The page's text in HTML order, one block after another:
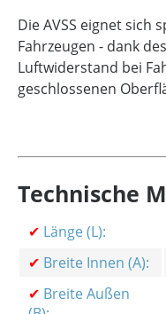
Die AVSS eignet sich
Fahrzeugen - dank
Luftwiderstand bei
geschlossenen
Technische
✔ Länge (L):
✔ Breite Innen (A):
✔ Breite Außen